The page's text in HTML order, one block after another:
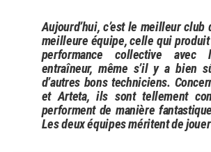
Aujourd’hui, c’est le meilleur club
meilleure équipe, celle qui
performance collective avec
entraîneur, même s’il y a bien
d’autres bons techniciens.
et Arteta, ils sont tellement
performent de manière
Les deux équipes méritent de